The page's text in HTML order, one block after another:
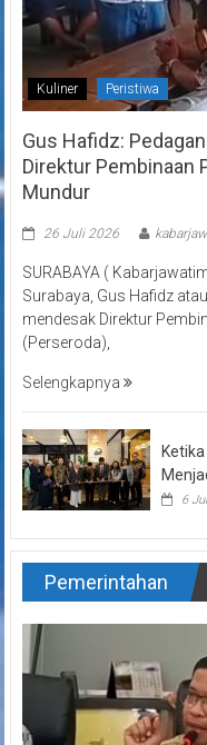
Kuliner Peristiwa
Gus Hafidz:
Direktur Pembinaan
Mundur
26 Juli 2026
SURABAYA (
Surabaya, Gus Hafidz
mendesak Direktur
(Perseroda),
Selengkapnya
6
Pemerintahan